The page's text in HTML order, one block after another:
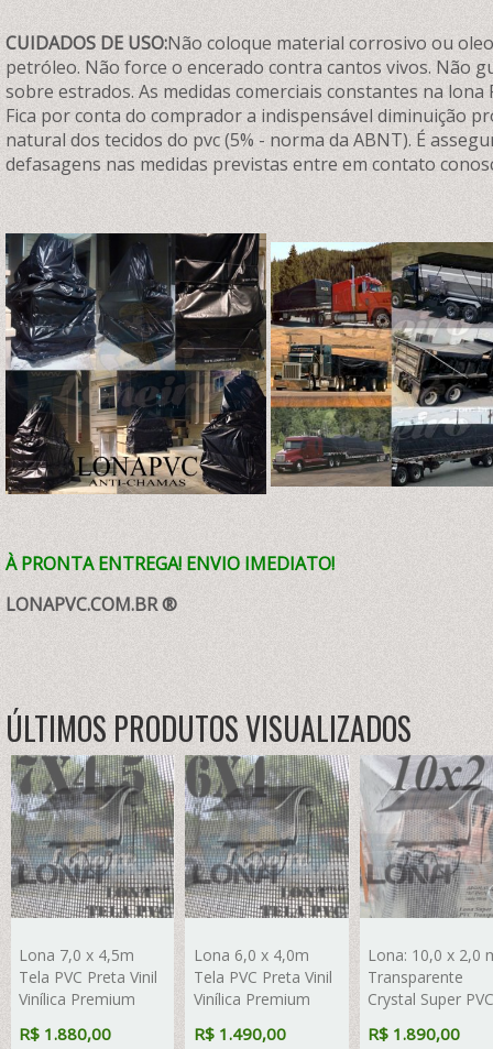
CUIDADOS DE USO:Não coloque material corrosivo ou
petróleo. Não force o encerado contra cantos vivos. Não
sobre estrados. As medidas comerciais constantes na
Fica por conta do comprador a indispensável diminuição
natural dos tecidos do pvc (5% - norma da ABNT). É
defasagens nas medidas previstas entre em contato
À PRONTA ENTREGA! ENVIO IMEDIATO!
LONAPVC.COM.BR ®
ÚLTIMOS PRODUTOS VISUALIZADOS
Lona 7,0 x 4,5m
Tela PVC Preta Vinil
Vinílica Premium
Cobertura de
R$ 1.880,00
Lona 6,0 x 4,0m
Tela PVC Preta Vinil
Vinílica Premium
Cobertura de
R$ 1.490,00
Lona: 10,0 x 2,0
Transparente
Crystal Super PVC
Tela de Poliéster
R$ 1.890,00